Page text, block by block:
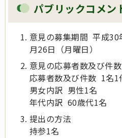
パブリックコメン
意見の募集期間 平成
月26日（月曜日）
意見の応募者数及び件数
応募者数及び件数 1名1
男女内訳 男性1名
年代内訳 60歳代1名
提出の方法
持参1名